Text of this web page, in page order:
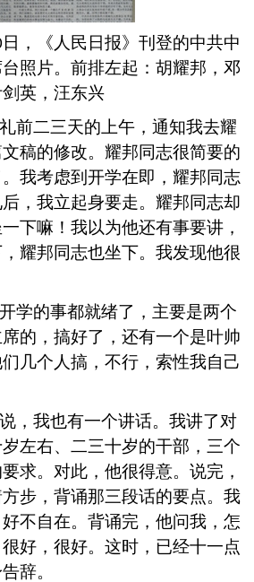
日，《人民日报》刊登的中共中
照片。前排左起：胡耀邦，邓
英，汪东兴
前二三天的上午，通知我去耀
稿的修改。耀邦同志很简要的
我考虑到开学在即，耀邦同志
，我立起身要走。耀邦同志却
下嘛！我以为他还有事要讲，
耀邦同志也坐下。我发现他很
学的事都就绪了，主要是两个
的，搞好了，还有一个是叶帅
几个人搞，不行，索性我自己
，我也有一个讲话。我讲了对
左右、二三十岁的干部，三个
求。对此，他很得意。说完，
步，背诵那三段话的要点。我
不自在。背诵完，他问我，怎
好，很好。这时，已经十一点
辞。